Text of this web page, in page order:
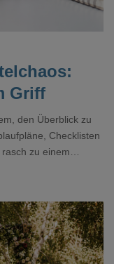
Griff
den Überblick zu
Checklisten
zu einem
kurz vor einem Event
Gefühl.